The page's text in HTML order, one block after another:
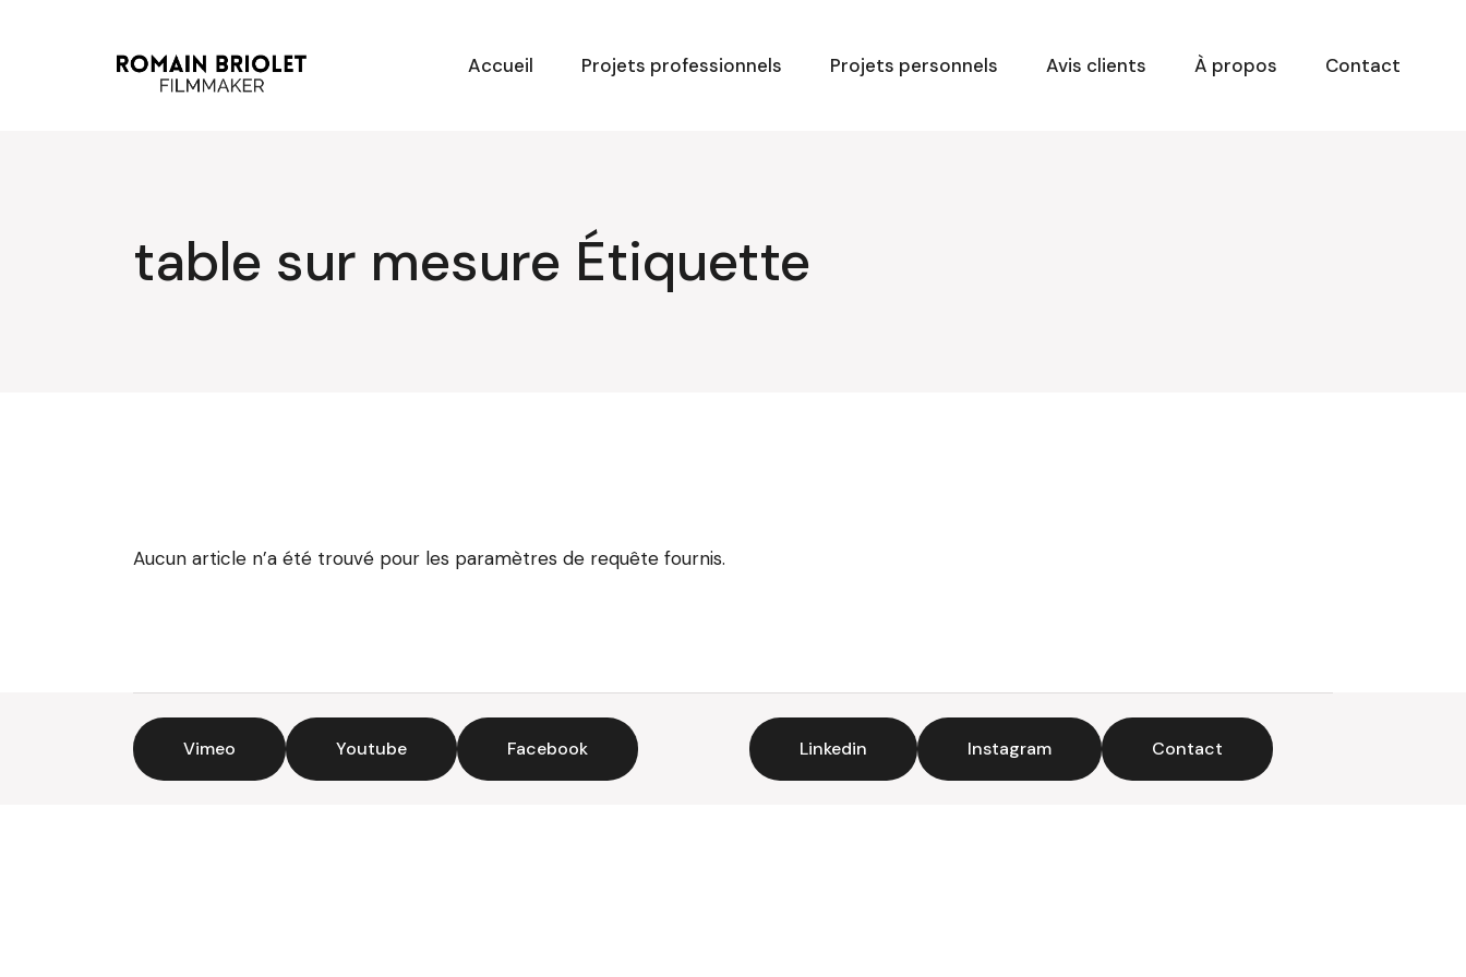
Accueil
Projets professionnels Projets personnels Avis clients À propos Contact
table sur mesure Étiquette
Aucun article n’a été trouvé pour les paramètres de requête fournis.
Vimeo Youtube Facebook Linkedin Instagram Contact